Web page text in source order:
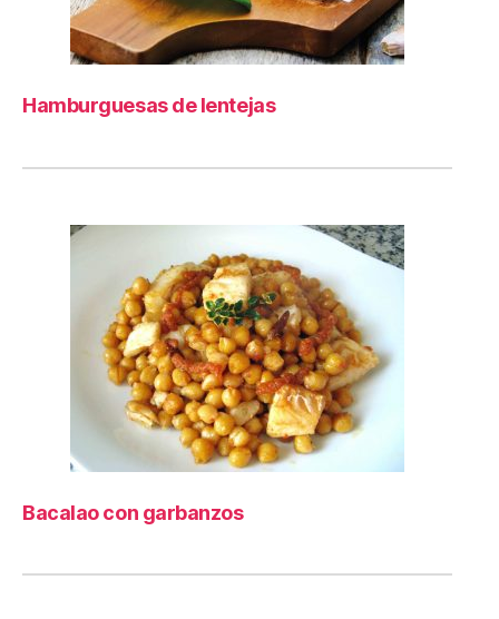
Hamburguesas de lentejas
Bacalao con garbanzos